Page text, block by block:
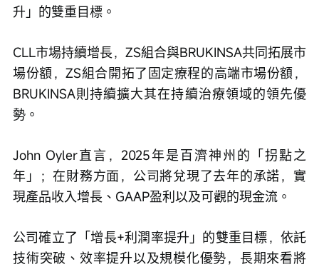
升」的雙重目標。
CLL市場持續增長，ZS組合與BRUKINSA共同拓展市
場份額，ZS組合開拓了固定療程的高端市場份額，
BRUKINSA則持續擴大其在持續治療領域的領先優
勢。
John Oyler直言，2025年是百濟神州的「拐點之
年」；在財務方面，公司將兌現了去年的承諾，實
現產品收入增長、GAAP盈利以及可觀的現金流。
公司確立了「增長+利潤率提升」的雙重目標，依託
技術突破、效率提升以及規模化優勢，長期來看將